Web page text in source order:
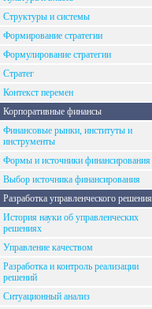
Структуры и системы
Формирование стратегии
Формулирование стратегии
Стратег
Контекст перемен
Корпоративные финансы
Финансовые рынки, институты и
инструменты
Формы и источники финансирования
Выбор источника финансирования
Разработка управленческого решения
История науки об управленческих
решениях
Управление качеством
Разработка и контроль реализации
решений
Ситуационный анализ